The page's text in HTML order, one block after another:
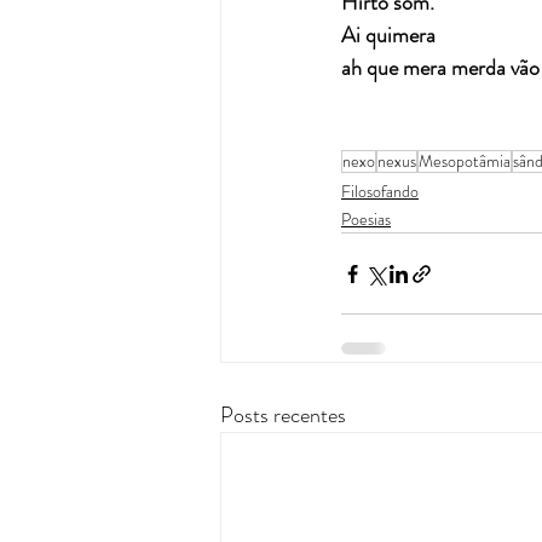
Ai quimera
ah que mera merda
nexonexusMesopotâmia
Filosofando
Poesias
Posts recentes